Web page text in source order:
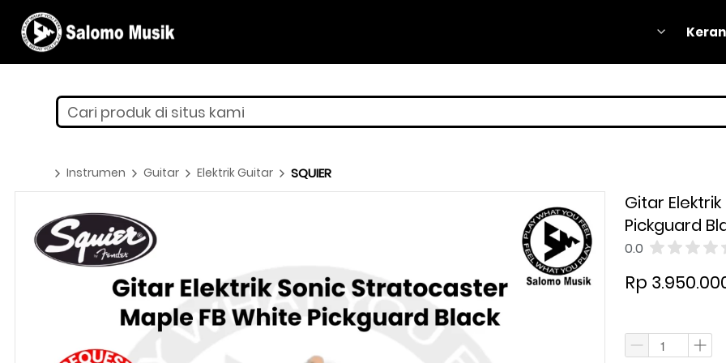
Cari produk di situs kami
Instrumen Guitar Elektrik Guitar SQUIER
Gitar
Pickguard
0.0
Rp